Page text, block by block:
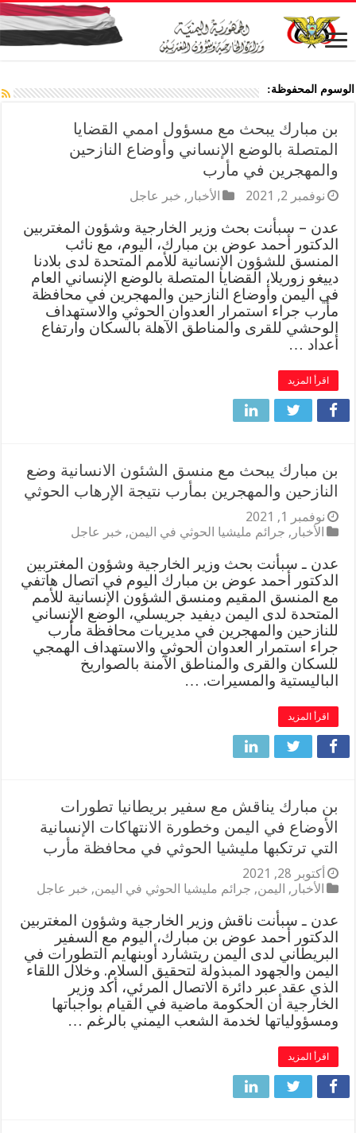
الوسوم المحفوظة:
بن مبارك يبحث مع مسؤول اممي القضايا
المتصلة بالوضع الإنساني وأوضاع النازحين
والمهجرين في مأرب
نوفمبر 2, 2021 الأخبار , خبر عاجل
عدن – سبأنت بحث وزير الخارجية وشؤون المغتربين
الدكتور أحمد عوض بن مبارك، اليوم، مع نائب
المنسق للشؤون الإنسانية للأمم المتحدة لدى بلادنا
دييغو زوريلا، القضايا المتصلة بالوضع الإنساني العام
في اليمن وأوضاع النازحين والمهجرين في محافظة
مأرب جراء استمرار العدوان الحوثي والاستهداف
الوحشي للقرى والمناطق الآهلة بالسكان وارتفاع
أعداد …
اقرأ المزيد
بن مبارك يبحث مع منسق الشئون الانسانية وضع
النازحين والمهجرين بمأرب نتيجة الإرهاب الحوثي
نوفمبر 1, 2021
الأخبار , جرائم مليشيا الحوثي في اليمن, خبر عاجل
عدن ـ سبأنت بحث وزير الخارجية وشؤون المغتربين
الدكتور أحمد عوض بن مبارك اليوم في اتصال هاتفي
مع المنسق المقيم ومنسق الشؤون الإنسانية للأمم
المتحدة لدى اليمن ديفيد جريسلي، الوضع الإنساني
للنازحين والمهجرين في مديريات محافظة مأرب
جراء استمرار العدوان الحوثي والاستهداف الهمجي
للسكان والقرى والمناطق الآمنة بالصواريخ
الباليستية والمسيرات. …
اقرأ المزيد
بن مبارك يناقش مع سفير بريطانيا تطورات
الأوضاع في اليمن وخطورة الانتهاكات الإنسانية
التي ترتكبها مليشيا الحوثي في محافظة مأرب
أكتوبر 28, 2021
الأخبار , اليمن, جرائم مليشيا الحوثي في اليمن, خبر عاجل
عدن ـ سبأنت ناقش وزير الخارجية وشؤون المغتربين
الدكتور أحمد عوض بن مبارك، اليوم مع السفير
البريطاني لدى اليمن ريتشارد أوبنهايم التطورات في
اليمن والجهود المبذولة لتحقيق السلام. وخلال اللقاء
الذي عقد عبر دائرة الاتصال المرئي، أكد وزير
الخارجية أن الحكومة ماضية في القيام بواجباتها
ومسؤولياتها لخدمة الشعب اليمني بالرغم …
اقرأ المزيد